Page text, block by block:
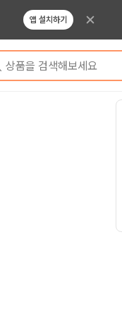
앱 설치하기
상품을 검색해보세요